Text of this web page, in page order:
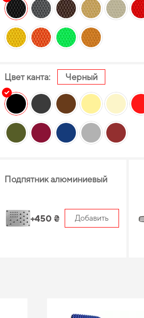
Цвет канта: Черный
Подпятник алюминиевый
+450 ₴ Добавить